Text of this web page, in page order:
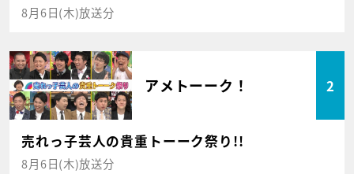
8月6日(木)放送分
アメトーーク！ 2
売れっ子芸人の貴重トーーク祭り!!
8月6日(木)放送分